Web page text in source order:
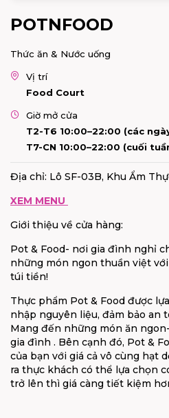
POTNFOOD
Thức ăn & Nước uống
Vị trí
Food Court
Giờ mở cửa
T2-T6 10:00–22:00 (các
T7-CN 10:00–22:00 (cuối
Địa chỉ: Lô SF-03B, Khu Ẩm
XEM MENU
Giới thiệu về cửa hàng:
Pot & Food- nơi gia đình nghỉ
những món ngon thuần việt
túi tiền!
Thực phẩm Pot & Food được
nhập nguyên liệu, đảm bảo an
Mang đến những món ăn
gia đình . Bên cạnh đó, Pot &
của bạn với giá cả vô cùng hạt
ra thực khách có thể lựa chọn
trở lên thì giá càng tiết kiệm